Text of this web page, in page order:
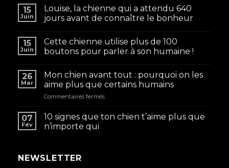
15
Juin
Louise, la chienne qui a attendu 640
jours avant de connaître le bonheur
15
Juin
Cette chienne utilise plus de 100
boutons pour parler à son humaine !
26
Mar
Mon chien avant tout : pourquoi on les
aime plus que certains humains
Commentaires ferméssur
chien
07
Fév
10 signes que ton chien t’aime plus que
n’importe qui
NEWSLETTER